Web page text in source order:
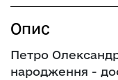
Опис
Петро
народження -